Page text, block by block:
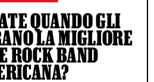
QUANDO GLI
LA MIGLIORE
ROCK BAND